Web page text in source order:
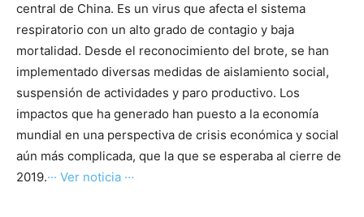
central de China. Es un virus que afecta el sistema
respiratorio con un alto grado de contagio y baja
mortalidad. Desde el reconocimiento del brote, se han
implementado diversas medidas de aislamiento social,
suspensión de actividades y paro productivo. Los
impactos que ha generado han puesto a la economía
mundial en una perspectiva de crisis económica y social
aún más complicada, que la que se esperaba al cierre de
2019.··· Ver noticia ···